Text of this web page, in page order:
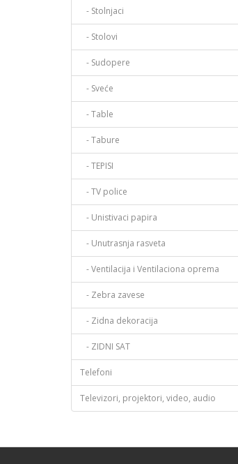
- Stolnjaci
- Stolovi
- Sudopere
- Sveće
- Table
- Tabure
- TEPISI
- TV police
- Unistivaci papira
- Unutrasnja rasveta
- Ventilacija i Ventilaciona oprema
- Zebra zavese
- Zidna dekoracija
- ZIDNI SAT
Telefoni
Televizori, projektori, video, audio